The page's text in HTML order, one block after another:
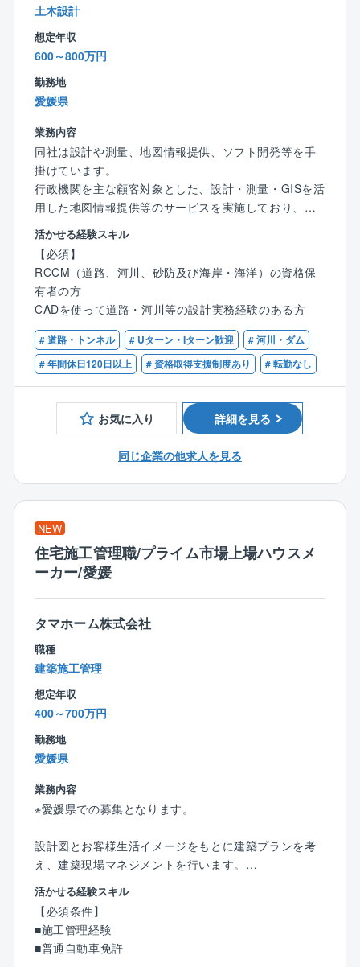
土木設計
想定年収
600～800万円
勤務地
愛媛県
業務内容
同社は設計や測量、地図情報提供、ソフト開発等を手
掛けています。
行政機関を主な顧客対象とした、設計・測量・GISを活
用した地図情報提供等のサービスを実施しており、北
は岩手県、南は熊本県まで広いサービスエリアに発信
しています。独自に開発し特許を持つ『地図情報サー
ビスシステム』については、他社の追随を許さず、ま
すます需要が増加しています。行政機関からの依頼を
受けて、着実に受注業績を伸ばしています。
■「えひめが誇るスゴ技201選」にも同社の地理情報シ
ステムを用いた農政業務の支援システムが紹介されて
います。
【業務概要】
・官公庁から受注した道路や河川等の設計業務をお任
せします。
地上測量を行ったデータを元に、計算・分析・判断
し、道路・河川砂防等の設計を行います。
・発注者である官公庁担当者や同社測量部門との打ち
合わせ
・専用ＣＡＤを用いて、定められたルールに従い設計
【設計エリア】愛媛県の南予地区の道路・河川砂防等
の構造物が中心。
【設計技術】三次元データを用いた設計など、最新の
技術も取り入れております。
※将来的には技術士資格などを取り、リーダーとして、
チームを牽引していただきたいです
■ポイント
※公共事業を中心としており、安定した事業運営
※残業がそれほど多くないのでWLBを大切にできます
■組織と環境
・設計部門には4名の構成となっております。
・同社に在籍している先輩社員の大半が中途入社で
す。先輩社員も同じ環境を経験してきたため、これか
とができます。
先輩社員の特徴としては物静かな方が多く、業務に真
面目に取り組んでおり、
同社はまさに「技術者集団」です。
同社は資格を保有し、知識や経験があれば中途で入社
された方でもすぐに活躍できる環境が整っています。
活かせる経験スキル
【必須】
RCCM（道路、河川、砂防及び海岸・海洋）の資格保
有者の方
CADを使って道路・河川等の設計実務経験のある方
# 道路・トンネル # Uターン・Iターン歓迎
# 河川・ダム
# 年間休日120日以上
# 資格取得支援制度あり # 転勤なし
お気に入り 詳細を見る
同じ企業の他求人を見る
NEW
住宅施工管理職/プライム市場上場ハウスメ
ーカー/愛媛
タマホーム株式会社
職種
建築施工管理
想定年収
400～700万円
勤務地
愛媛県
業務内容
※愛媛県での募集となります。
設計図とお客様生活イメージをもとに建築プランを考
え、建築現場マネジメントを行います。
契約成立後現場下見から始まり、お客様理想を形にす
る仕事です。
【業務内容】
●建築現場確認
活かせる経験スキル
【必須条件】
■施工管理経験
■普通自動車免許